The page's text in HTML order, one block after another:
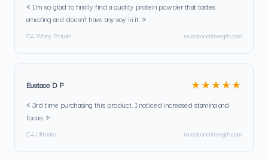
« I'm so glad to finally find a quality protein powder that tastes
amazing and doesn't have any soy in it. »
C4 Whey Protein muscleandstrength.com
Eustace D P ★★★★★
« 3rd time purchasing this product. I noticed increased stamina and
focus. »
C4 Ultimate muscleandstrength.com